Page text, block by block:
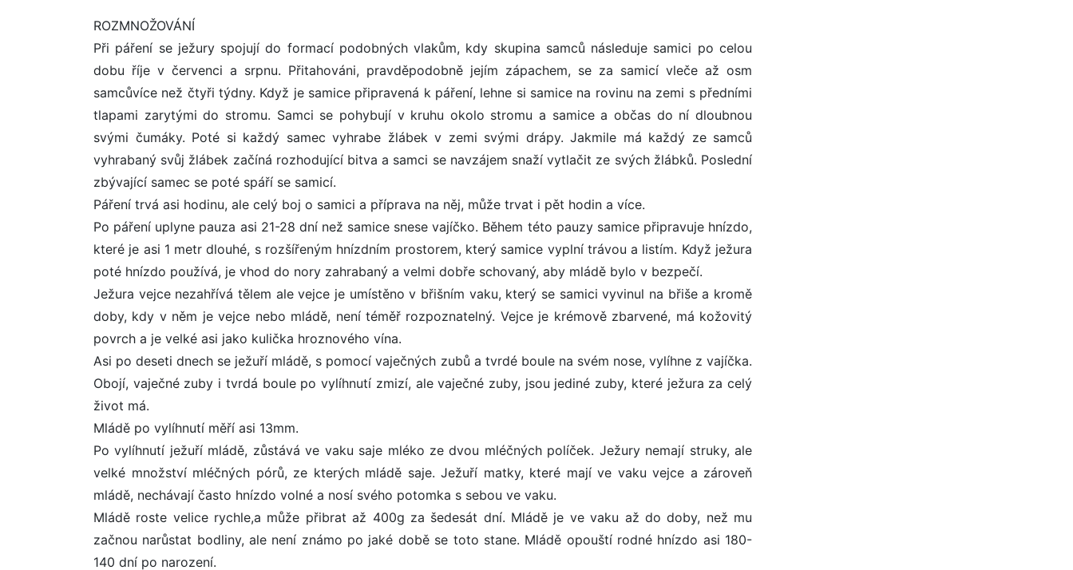
ROZMNOŽOVÁNÍ
Při páření se ježury spojují do formací podobných vlakům, kdy skupina samců následuje samici po celou
dobu říje v červenci a srpnu. Přitahováni, pravděpodobně jejím zápachem, se za samicí vleče až osm
samcůvíce než čtyři týdny. Když je samice připravená k páření, lehne si samice na rovinu na zemi s předními
tlapami zarytými do stromu. Samci se pohybují v kruhu okolo stromu a samice a občas do ní dloubnou
svými čumáky. Poté si každý samec vyhrabe žlábek v zemi svými drápy. Jakmile má každý ze samců
vyhrabaný svůj žlábek začíná rozhodující bitva a samci se navzájem snaží vytlačit ze svých žlábků. Poslední
zbývající samec se poté spáří se samicí.
Páření trvá asi hodinu, ale celý boj o samici a příprava na něj, může trvat i pět hodin a více.
Po páření uplyne pauza asi 21-28 dní než samice snese vajíčko. Během této pauzy samice připravuje hnízdo,
které je asi 1 metr dlouhé, s rozšířeným hnízdním prostorem, který samice vyplní trávou a listím. Když ježura
poté hnízdo používá, je vhod do nory zahrabaný a velmi dobře schovaný, aby mládě bylo v bezpečí.
Ježura vejce nezahřívá tělem ale vejce je umístěno v břišním vaku, který se samici vyvinul na břiše a kromě
doby, kdy v něm je vejce nebo mládě, není téměř rozpoznatelný. Vejce je krémově zbarvené, má kožovitý
povrch a je velké asi jako kulička hroznového vína.
Asi po deseti dnech se ježuří mládě, s pomocí vaječných zubů a tvrdé boule na svém nose, vylíhne z vajíčka.
Obojí, vaječné zuby i tvrdá boule po vylíhnutí zmizí, ale vaječné zuby, jsou jediné zuby, které ježura za celý
život má.
Mládě po vylíhnutí měří asi 13mm.
Po vylíhnutí ježuří mládě, zůstává ve vaku saje mléko ze dvou mléčných políček. Ježury nemají struky, ale
velké množství mléčných pórů, ze kterých mládě saje. Ježuří matky, které mají ve vaku vejce a zároveň
mládě, nechávají často hnízdo volné a nosí svého potomka s sebou ve vaku.
Mládě roste velice rychle,a může přibrat až 400g za šedesát dní. Mládě je ve vaku až do doby, než mu
začnou narůstat bodliny, ale není známo po jaké době se toto stane. Mládě opouští rodné hnízdo asi 180-
140 dní po narození.